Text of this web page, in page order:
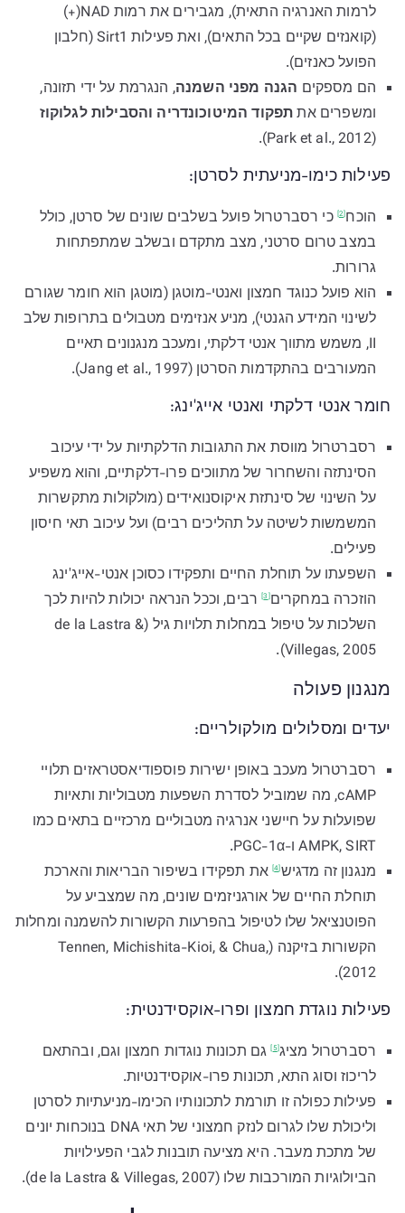
לרמות האנרגיה התאית), מגבירים את רמות NAD(+)
(קואנזים שקיים בכל התאים), ואת פעילות Sirt1 (חלבון
הפועל כאנזים).
הם מספקים הגנה מפני השמנה, הנגרמת על ידי תזונה,
ומשפרים אתתפקוד המיטוכונדריה והסבילות לגלוקוז
(Park et al., 2012).
פעילות כימו-מניעתית לסרטן:
הוכח[2]
כי רסברטרול פועל בשלבים שונים של סרטן, כולל
במצב טרום סרטני, מצב מתקדם ובשלב שמתפתחות
גרורות.
הוא פועל כנוגד חמצון ואנטי-מוטגן (מוטגן הוא חומר שגורם
לשינוי המידע הגנטי), מניע אנזימים מטבולים בתרופות שלב
II, משמש מתווך אנטי דלקתי, ומעכב מנגנונים תאיים
המעורבים בהתקדמות הסרטן (Jang et al., 1997).
חומר אנטי דלקתי ואנטי אייג'ינג:
רסברטרול מווסת את התגובות הדלקתיות על ידי עיכוב
הסינתזה והשחרור של מתווכים פרו-דלקתיים, והוא משפיע
על השינוי של סינתזת איקוסנואידים (מולקולות מתקשרות
המשמשות לשיטה על תהליכים רבים) ועל עיכוב תאי חיסון
פעילים.
השפעתו על תוחלת החיים ותפקידו כסוכן אנטי-אייג'ינג
הוזכרה במחקרים[3]
רבים, וככל הנראה יכולות להיות לכך
השלכות על טיפול במחלות תלויות גיל (de la Lastra &
Villegas, 2005).
מנגנון פעולה
יעדים ומסלולים מולקולריים:
רסברטרול מעכב באופן ישירות פוספודיאסטראזים תלויי
cAMP, מה שמוביל לסדרת השפעות מטבוליות ותאיות
שפועלות על חיישני אנרגיה מטבוליים מרכזיים בתאים כמו
AMPK, SIRT ו-PGC-1α.
מנגנון זה מדגיש[4]
את תפקידו בשיפור הבריאות והארכת
תוחלת החיים של אורגניזמים שונים, מה שמצביע על
הפוטנציאל שלו לטיפול בהפרעות הקשורות להשמנה ומחלות
הקשורות בזיקנה (Tennen, Michishita-Kioi, & Chua,
2012).
פעילות נוגדת חמצון ופרו-אוקסידנטית:
רסברטרול מציג[5]
גם תכונות נוגדות חמצון וגם, ובהתאם
לריכוז וסוג התא, תכונות פרו-אוקסידנטיות.
פעילות כפולה זו תורמת לתכונותיו הכימו-מניעתיות לסרטן
וליכולת שלו לגרום לנזק חמצוני של תאי DNA בנוכחות יונים
של מתכת מעבר. היא מציעה תובנות לגבי הפעילויות
הביולוגיות המורכבות שלו (de la Lastra & Villegas, 2007).